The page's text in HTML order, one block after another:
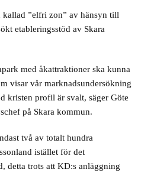
kallad ”elfri zon” av hänsyn till
etableringsstöd av Skara
med åkattraktioner ska kunna
visar vår marknadsundersökning
kristen profil är svalt, säger Göte
på Skara kommun.
två av totalt hundra
istället för det
detta trots att KD:s anläggning